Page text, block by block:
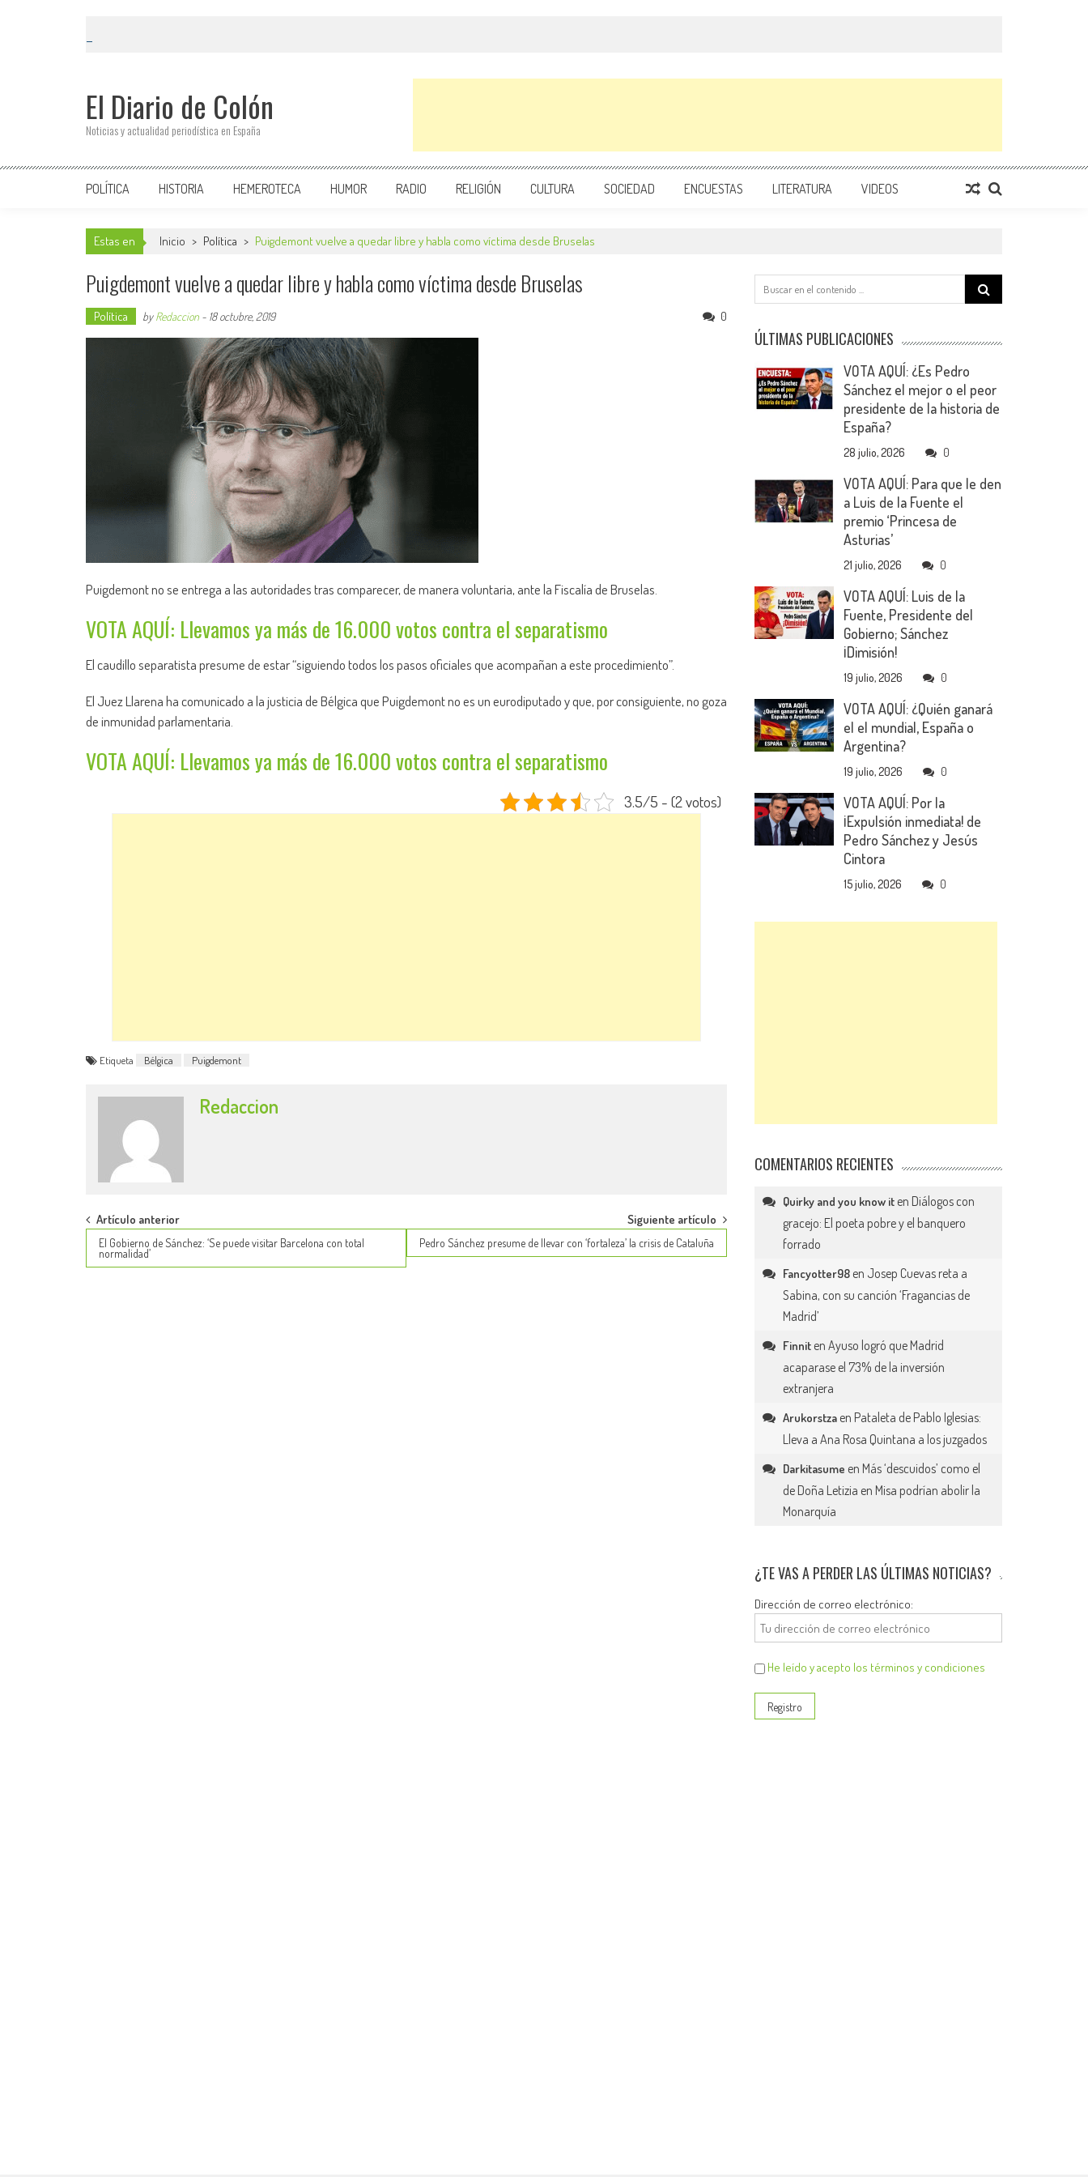
El Diario de Colón
Noticias y actualidad periodística en España
POLÍTICA HISTORIA HEMEROTECA HUMOR RADIO RELIGIÓN CULTURA SOCIEDAD ENCUESTAS LITERATURA VIDEOS
Estas en Inicio > Política > Puigdemont vuelve a quedar libre y habla como víctima desde Bruselas
Puigdemont vuelve a quedar libre y habla como víctima desde Bruselas
Política byRedaccion - 18 octubre, 2019 0
Puigdemont no se entrega a las autoridades tras comparecer, de manera voluntaria, ante la Fiscalía de Bruselas.
VOTA AQUÍ: Llevamos ya más de 16.000 votos contra el separatismo
El caudillo separatista presume de estar “siguiendo todos los pasos oficiales que acompañan a este procedimiento”.
El Juez Llarena ha comunicado a la justicia de Bélgica que Puigdemont no es un eurodiputado y que, por consiguiente, no goza
de inmunidad parlamentaria.
VOTA AQUÍ: Llevamos ya más de 16.000 votos contra el separatismo
3.5/5 - (2 votos)
Etiqueta Bélgica Puigdemont
Redaccion
Post
navigation
Artículo anterior
El Gobierno de Sánchez: ‘Se puede visitar Barcelona con total
normalidad’
Siguiente artículo
Pedro Sánchez presume de llevar con ‘fortaleza’ la crisis de Cataluña
Search
for:
ÚLTIMAS PUBLICACIONES
VOTA AQUÍ: ¿Es Pedro
Sánchez el mejor o el peor
presidente de la historia de
España?
28 julio, 2026 0
VOTA AQUÍ: Para que le den
a Luis de la Fuente el
premio ‘Princesa de
Asturias’
21 julio, 2026 0
VOTA AQUÍ: Luis de la
Fuente, Presidente del
Gobierno; Sánchez
¡Dimisión!
19 julio, 2026 0
VOTA AQUÍ: ¿Quién ganará
el el mundial, España o
Argentina?
19 julio, 2026 0
VOTA AQUÍ: Por la
¡Expulsión inmediata! de
Pedro Sánchez y Jesús
Cintora
15 julio, 2026 0
COMENTARIOS RECIENTES
Quirky and you know it en Diálogos con
gracejo: El poeta pobre y el banquero
forrado
Fancyotter98 en Josep Cuevas reta a
Sabina, con su canción ‘Fragancias de
Madrid’
Finnit enAyuso logró que Madrid
acaparase el 73% de la inversión
extranjera
Arukorstza en Pataleta de Pablo Iglesias:
Lleva a Ana Rosa Quintana a los juzgados
Darkitasume en Más ‘descuidos’ como el
de Doña Letizia en Misa podrían abolir la
Monarquía
¿TE VAS A PERDER LAS ÚLTIMAS NOTICIAS?
Dirección de correo electrónico:
He leído y acepto los términos y condiciones